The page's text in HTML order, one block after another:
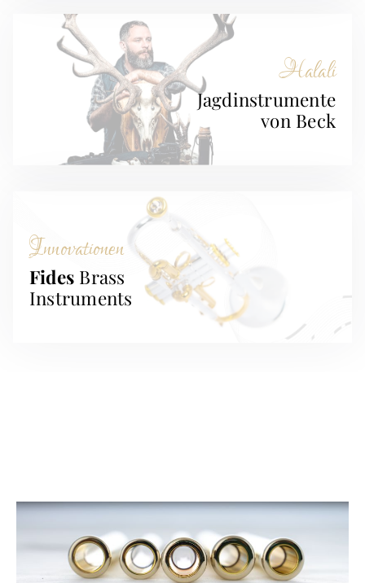
Halali
Jagdinstrumente
von Beck
Innovationen
Fides Brass
Instruments